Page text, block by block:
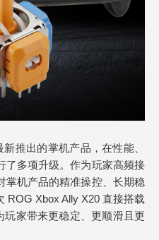
推出的掌机产品，在性能、
了多项升级。作为玩家高频接
掌机产品的精准操控、长期稳
ROG Xbox Ally X20 直接搭载
玩家带来更稳定、更顺滑且更